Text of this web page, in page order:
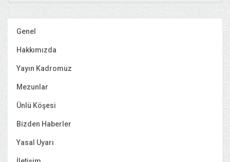
Genel
Hakkımızda
Yayın Kadromuz
Mezunlar
Ünlü Köşesi
Bizden Haberler
Yasal Uyarı